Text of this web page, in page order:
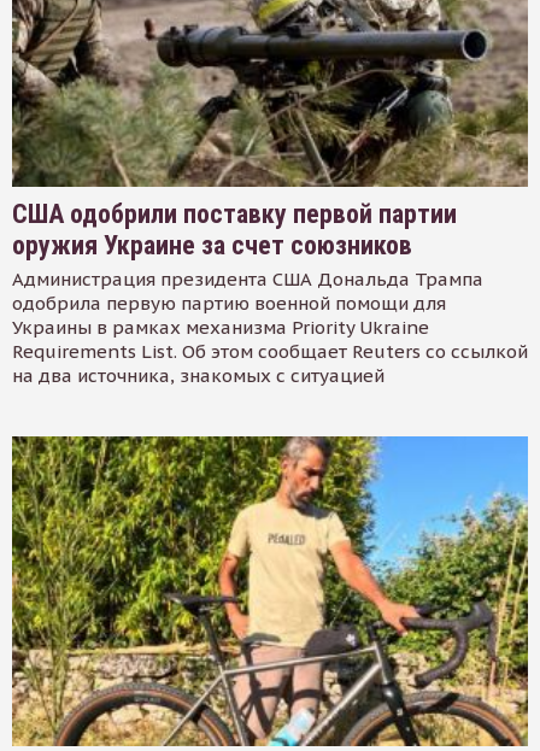
США одобрили поставку первой партии
оружия Украине за счет союзников
Администрация президента США Дональда Трампа
одобрила первую партию военной помощи для
Украины в рамках механизма Priority Ukraine
Requirements List. Об этом сообщает Reuters со ссылкой
на два источника, знакомых с ситуацией